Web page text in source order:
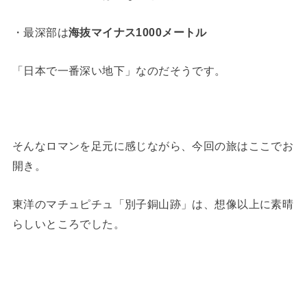
・最深部は海抜マイナス1000メートル
「日本で一番深い地下」なのだそうです。
そんなロマンを足元に感じながら、今回の旅はここでお
開き。
東洋のマチュピチュ「別子銅山跡」は、想像以上に素晴
らしいところでした。